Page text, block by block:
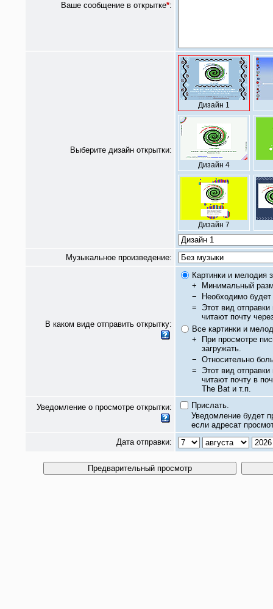
Ваше сообщение в открытке*:
Выберите дизайн открытки:
Дизайн 1
Дизайн 4
Дизайн 7
Музыкальное произведение:
В каком виде отправить открытку:
Картинки и мелодия
+
Минимальный
−
Необходимо будет
= Этот вид
читают почту
Все картинки и
+
При просмотре
загружать.
− Относительно
= Этот вид
читают почту в
The Bat и т.п.
Уведомление о просмотре открытки:
Прислать.
Уведомление будет
если адресат
Дата отправки: